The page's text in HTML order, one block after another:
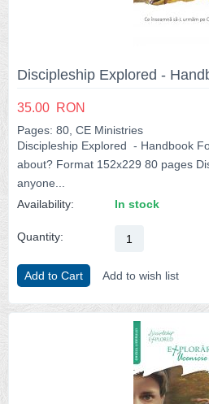
Discipleship Explored -
35.00 RON
Pages: 80, CE Ministries
Discipleship Explored - Handbook
about? Format 152x229 80 pages
anyone...
Availability:
In stock
Quantity:
Add to Cart Add to wish list